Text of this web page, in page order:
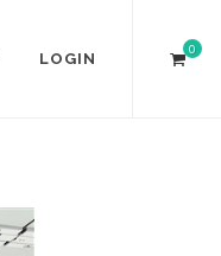
LOGIN
0